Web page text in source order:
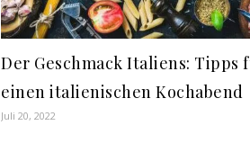
Der Geschmack Italiens: Tipps
einen italienischen Kochabend
Juli 20, 2022